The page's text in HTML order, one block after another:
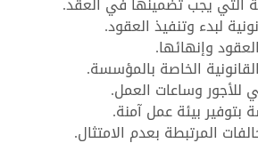
لبدء وتنفيذ العقود.
وإنهائها.
الخاصة بالمؤسسة.
للأجور وساعات العمل.
بتوفير بيئة عمل آمنة.
المرتبطة بعدم الامتثال.